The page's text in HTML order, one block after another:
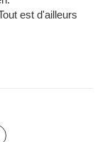
est d'ailleurs